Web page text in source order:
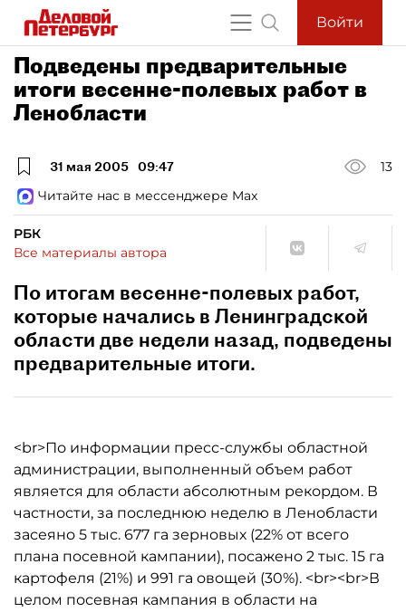
Войти
Подведены предварительные
итоги весенне-полевых работ в
Ленобласти
31 мая 2005 09:47
13
Читайте нас в мессенджере Max
РБК
Все материалы автора
По итогам весенне-полевых работ,
которые начались в Ленинградской
области две недели назад, подведены
предварительные итоги.
<br>По информации пресс-службы областной
администрации, выполненный объем работ
является для области абсолютным рекордом. В
частности, за последнюю неделю в Ленобласти
засеяно 5 тыс. 677 га зерновых (22% от всего
плана посевной кампании), посажено 2 тыс. 15 га
картофеля (21%) и 991 га овощей (30%). <br><br>В
целом посевная кампания в области на